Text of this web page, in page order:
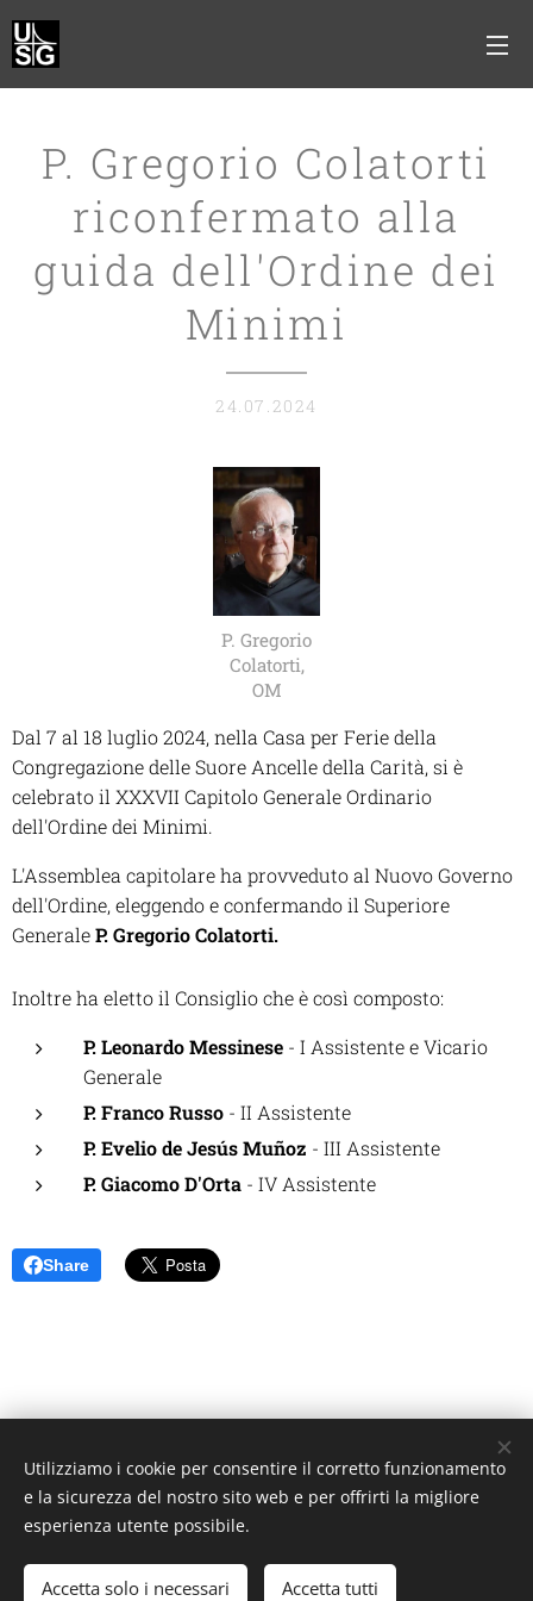
P. Gregorio Colatorti
riconfermato alla
guida dell'Ordine dei
Minimi
24.07.2024
P. Gregorio
Colatorti,
OM
Dal 7 al 18 luglio 2024, nella Casa per Ferie della
Congregazione delle Suore Ancelle della Carità, si è
celebrato il XXXVII Capitolo Generale Ordinario
dell'Ordine dei Minimi.
L'Assemblea capitolare ha provveduto al Nuovo Governo
dell'Ordine, eleggendo e confermando il Superiore
GeneraleP. Gregorio Colatorti.
Inoltre ha eletto il Consiglio che è così composto:
P. Leonardo Messinese - I Assistente e Vicario
Generale
P. Franco Russo - II Assistente
P. Evelio de Jesús Muñoz - III Assistente
P. Giacomo D'Orta - IV Assistente
Share
Unione Superiori Generali - Via dei Penitenzieri 19 -00193 ROMA
Cookies
Lingue
Utilizziamo i cookie per consentire il corretto funzionamento
e la sicurezza del nostro sito web e per offrirti la migliore
esperienza utente possibile.
Accetta solo i necessari Accetta tutti